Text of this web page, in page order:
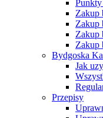
Zakup
Zakup
Zakup
Zakup
Bydgoska
Jak
Przepisy